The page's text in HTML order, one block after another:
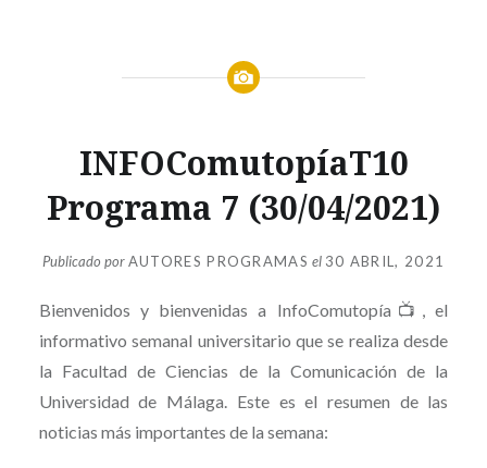
T10,
CATEGORÍA
INFOComutopíaT10
Programa 7 (30/04/2021)
Publicado porAUTORES PROGRAMAS el 30 ABRIL, 2021
Bienvenidos y bienvenidas a InfoComutopía📺, el
informativo semanal universitario que se realiza desde
la Facultad de Ciencias de la Comunicación de la
Universidad de Málaga. Este es el resumen de las
noticias más importantes de la semana: